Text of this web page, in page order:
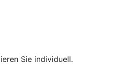
Sie individuell.